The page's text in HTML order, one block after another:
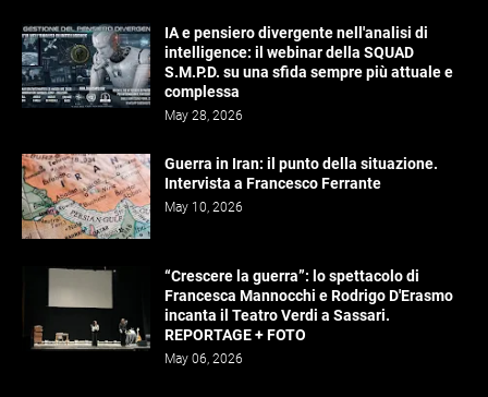
IA e pensiero divergente nell'analisi di
intelligence: il webinar della SQUAD
S.M.P.D. su una sfida sempre più attuale e
complessa
May 28, 2026
Guerra in Iran: il punto della situazione.
Intervista a Francesco Ferrante
May 10, 2026
“Crescere la guerra”: lo spettacolo di
Francesca Mannocchi e Rodrigo D'Erasmo
incanta il Teatro Verdi a Sassari.
REPORTAGE + FOTO
May 06, 2026